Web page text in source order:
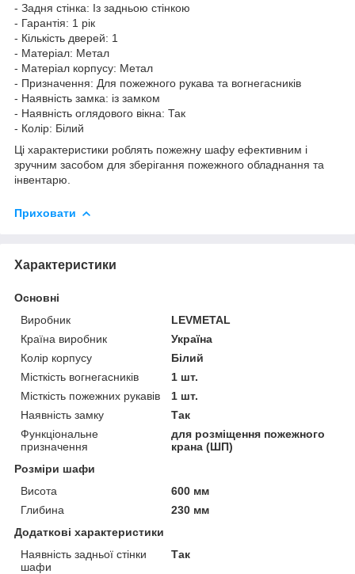
- Задня стінка: Із задньою стінкою
- Гарантія: 1 рік
- Кількість дверей: 1
- Матеріал: Метал
- Матеріал корпусу: Метал
- Призначення: Для пожежного рукава та вогнегасників
- Наявність замка: із замком
- Наявність оглядового вікна: Так
- Колір: Білий
Ці характеристики роблять пожежну шафу ефективним і
зручним засобом для зберігання пожежного обладнання та
інвентарю.
Приховати
Характеристики
Основні
Виробник
LEVMETAL
Країна виробник
Україна
Колір корпусу
Білий
Місткість вогнегасників
1 шт.
Місткість пожежних рукавів
1 шт.
Наявність замку
Так
Функціональне
призначення
для розміщення пожежного
крана (ШП)
Розміри шафи
Висота
600 мм
Глибина
230 мм
Додаткові характеристики
Наявність задньої стінки
шафи
Так